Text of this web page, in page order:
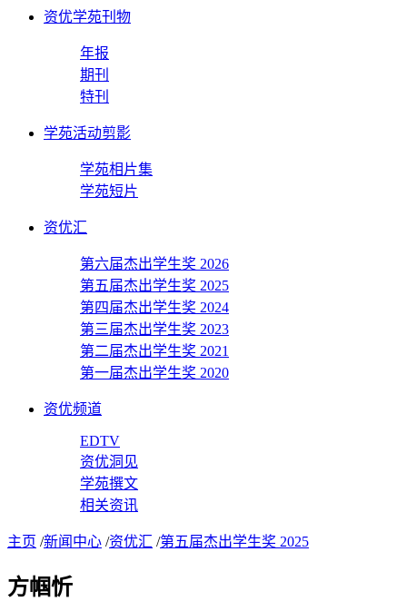
资优学苑刊物
年报
期刊
特刊
学苑活动剪影
学苑相片集
学苑短片
资优汇
第六届杰出学生奖 2026
第五届杰出学生奖 2025
第四届杰出学生奖 2024
第三届杰出学生奖 2023
第二届杰出学生奖 2021
第一届杰出学生奖 2020
资优频道
EDTV
资优洞见
学苑撰文
相关资讯
主页 /新闻中心 /资优汇 /第五届杰出学生奖 2025
方帼忻